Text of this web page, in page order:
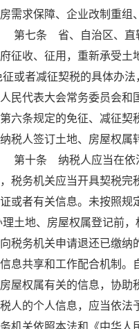
需求保障、企业改制重
七条 省、自治区、直
府征收、征用，重新承
者减征契税的具体办法
人民代表大会常务委员
第六条规定的免征、减
税人签订土地、房屋权
第十条 纳税人应当在
务机关应当开具契税完
或者有关信息。未按照
、房屋权属登记前，
向税务机关申请退还已
息共享和工作配合机制
房屋权属有关的信息，
税人的个人信息，应当
务机关依照本法和《中